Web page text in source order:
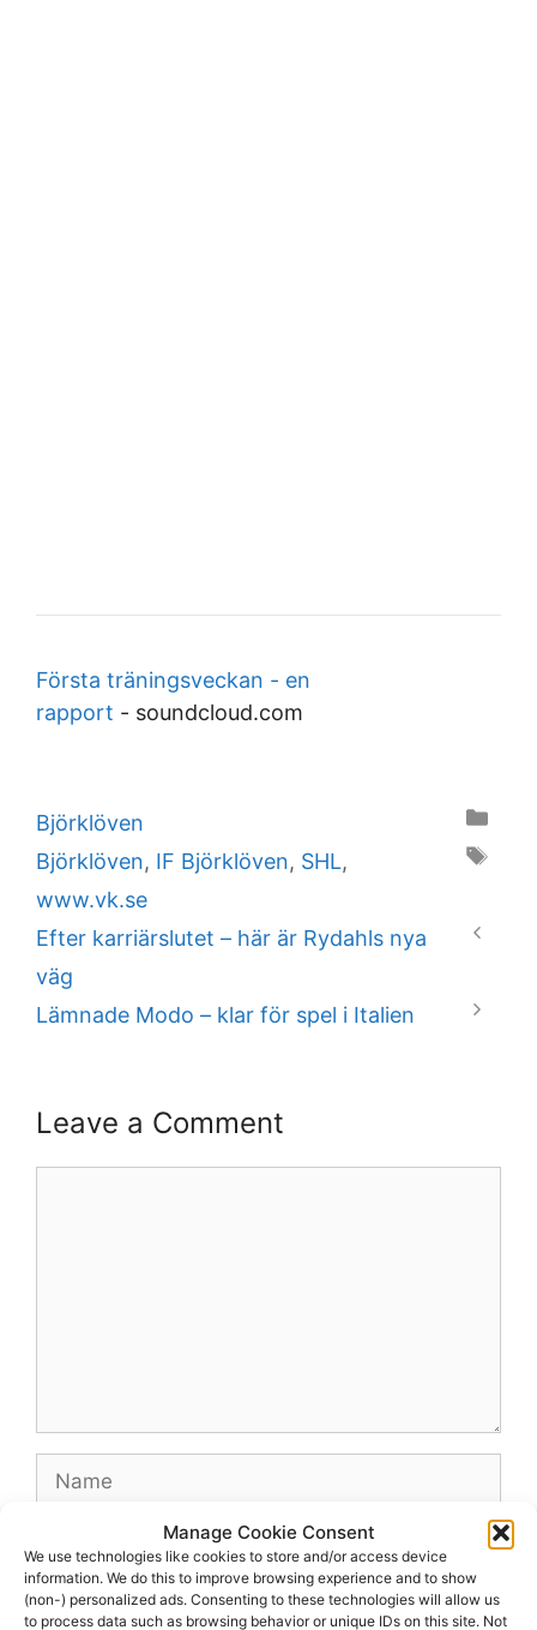
Manage Cookie Consent
We use technologies like cookies to store and/or access device
information. We do this to improve browsing experience and to show
(non-) personalized ads. Consenting to these technologies will allow us
to process data such as browsing behavior or unique IDs on this site. Not
Första träningsveckan - en
rapport - soundcloud.com
Categories
Björklöven
Tags
Björklöven, IF Björklöven, SHL,
www.vk.se
Efter karriärslutet – här är Rydahls nya
väg
Lämnade Modo – klar för spel i Italien
Leave a Comment
Name
Website